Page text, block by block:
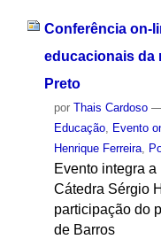
Conferência on-
educacionais da
Preto
por Thais Cardoso
Educação, Evento
Henrique Ferreira,
Evento integra
Cátedra Sérgio
participação do
de Barros